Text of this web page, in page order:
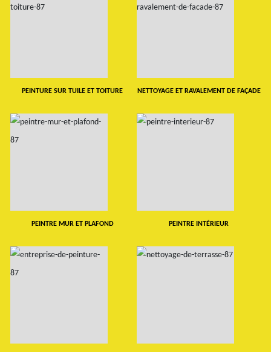
PEINTURE SUR TUILE ET TOITURE NETTOYAGE ET RAVALEMENT DE FAÇADE
PEINTRE MUR ET PLAFOND PEINTRE INTÉRIEUR